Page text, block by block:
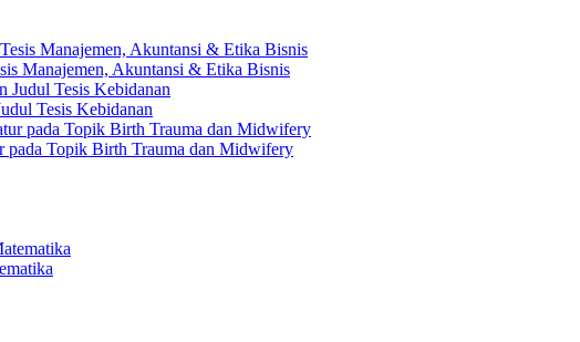
Manajemen, Akuntansi & Etika Bisnis
Tesis Kebidanan
pada Topik Birth Trauma dan Midwifery